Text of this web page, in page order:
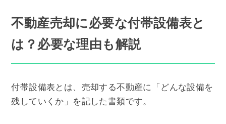
不動産売却に必要な付帯設備表と
は？必要な理由も解説
付帯設備表とは、売却する不動産に「どんな設備を
残していくか」を記した書類です。